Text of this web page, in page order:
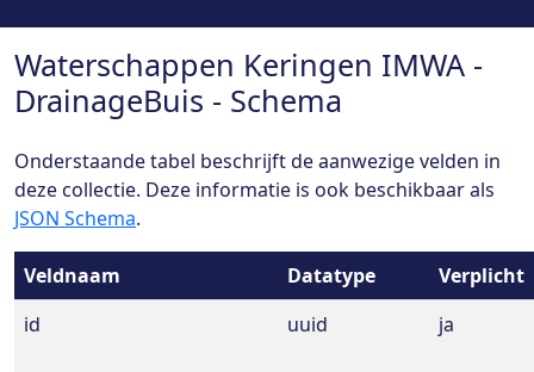
Waterschappen Keringen IMWA -
DrainageBuis - Schema
Onderstaande tabel beschrijft de aanwezige velden in
deze collectie. Deze informatie is ook beschikbaar als
JSON Schema.
Veldnaam Datatype
Verplicht
id
uuid ja